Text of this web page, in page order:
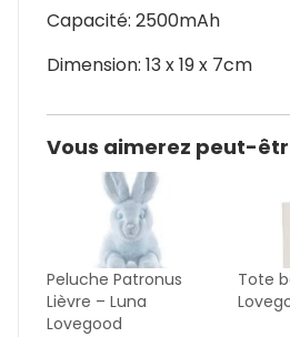
Capacité: 2500mAh
Dimension: 13 x 19 x 7cm
Vous aimerez peut-
Peluche Patronus
Lièvre – Luna
Lovegood
Tote